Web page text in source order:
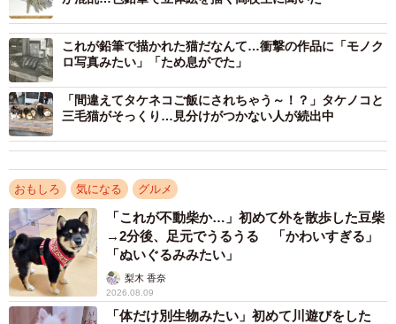
など数々の絶賛のコメントが寄せられている。
Liccaさんにお話をうかがってみた。
3/5
これが鉛筆で描かれた猫だなんて…衝撃の作品に「モノク
ロ写真みたい」「ため息がでた」
「間違えてタケネコご飯にされちゃう～！？」タケノコと
三毛猫がそっくり…見分けがつかない人が続出中
おもしろ 気になる グルメ
「これが不動柴か…」初めて外を散歩した豆柴
→2分後、足元でうるうる 「かわいすぎる」
「ぬいぐるみみたい」
梨木 香奈
2026.08.09
「体だけ別生物みたい」初めて川遊びをした